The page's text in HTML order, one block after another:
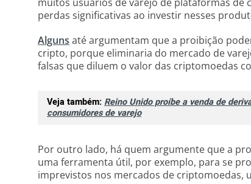
perdas significativas ao investir nesses
Alguns até argumentam que a proibição
cripto, porque eliminaria do mercado de
falsas que diluem o valor das criptomoedas
Veja também: Reino Unido proíbe a venda de
consumidores de varejo
Por outro lado, há quem argumente que a
uma ferramenta útil, por exemplo, para se
imprevistos nos mercados de criptomoedas,